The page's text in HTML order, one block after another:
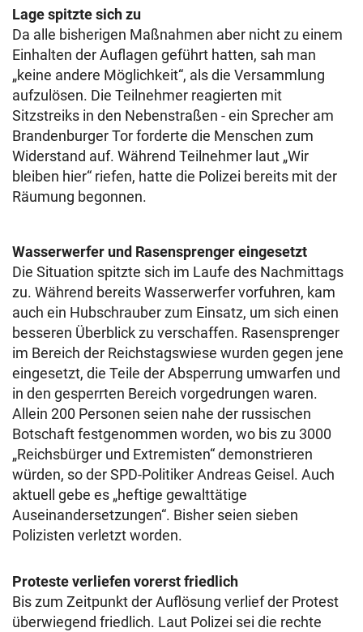
Lage spitzte sich zu
Da alle bisherigen Maßnahmen aber nicht zu einem
Einhalten der Auflagen geführt hatten, sah man
„keine andere Möglichkeit“, als die Versammlung
aufzulösen. Die Teilnehmer reagierten mit
Sitzstreiks in den Nebenstraßen - ein Sprecher am
Brandenburger Tor forderte die Menschen zum
Widerstand auf. Während Teilnehmer laut „Wir
bleiben hier“ riefen, hatte die Polizei bereits mit der
Räumung begonnen.
Wasserwerfer und Rasensprenger eingesetzt
Die Situation spitzte sich im Laufe des Nachmittags
zu. Während bereits Wasserwerfer vorfuhren, kam
auch ein Hubschrauber zum Einsatz, um sich einen
besseren Überblick zu verschaffen. Rasensprenger
im Bereich der Reichstagswiese wurden gegen jene
eingesetzt, die Teile der Absperrung umwarfen und
in den gesperrten Bereich vorgedrungen waren.
Allein 200 Personen seien nahe der russischen
Botschaft festgenommen worden, wo bis zu 3000
„Reichsbürger und Extremisten“ demonstrieren
würden, so der SPD-Politiker Andreas Geisel. Auch
aktuell gebe es „heftige gewalttätige
Auseinandersetzungen“. Bisher seien sieben
Polizisten verletzt worden.
Proteste verliefen vorerst friedlich
Bis zum Zeitpunkt der Auflösung verlief der Protest
überwiegend friedlich. Laut Polizei sei die rechte